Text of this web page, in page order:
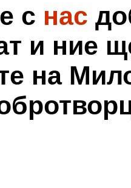
с нас
и ние
на